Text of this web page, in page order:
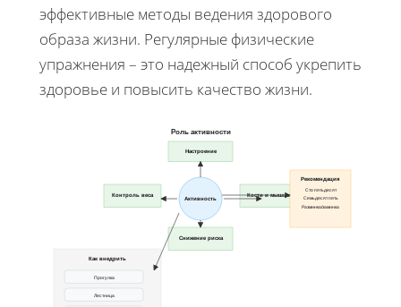
эффективные методы ведения здорового
образа жизни. Регулярные физические
упражнения – это надежный способ укрепить
здоровье и повысить качество жизни.
Роль активности
Активность
Настроение
Контроль веса Кости и мышцы
Снижение риска
Рекомендация
Сто пятьдесят
Семьдесят пять
Разминка/заминка
Как внедрить
Прогулка
Лестница